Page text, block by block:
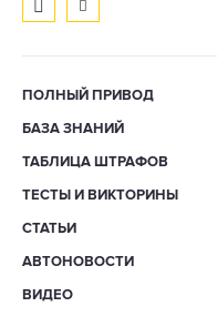
ПОЛНЫЙ ПРИВОД
БАЗА ЗНАНИЙ
ТАБЛИЦА ШТРАФОВ
ТЕСТЫ И ВИКТОРИНЫ
СТАТЬИ
АВТОНОВОСТИ
ВИДЕО